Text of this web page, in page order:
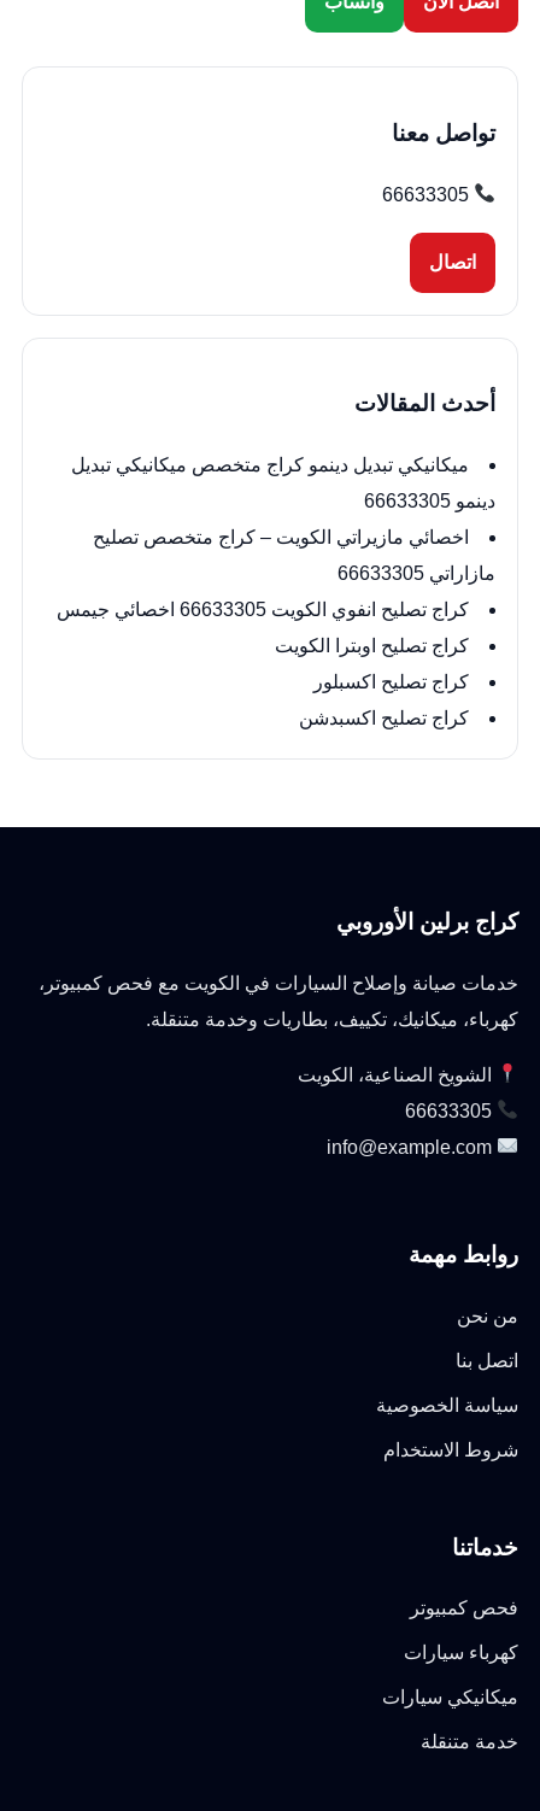
تواصل معنا
66633305
اتصال
أحدث المقالات
ميكانيكي تبديل دينمو كراج متخصص ميكانيكي تبديل
دينمو 66633305
اخصائي مازيراتي الكويت – كراج متخصص تصليح
مازاراتي 66633305
كراج تصليح انفوي الكويت 66633305 اخصائي جيمس
كراج تصليح اوبترا الكويت
كراج تصليح اكسبلور
كراج تصليح اكسبدشن
كراج برلين الأوروبي
خدمات صيانة وإصلاح السيارات في الكويت مع فحص كمبيوتر،
كهرباء، ميكانيك، تكييف، بطاريات وخدمة متنقلة.
الشويخ الصناعية، الكويت
66633305
info@example.com
روابط مهمة
من نحن
اتصل بنا
سياسة الخصوصية
شروط الاستخدام
خدماتنا
فحص كمبيوتر
كهرباء سيارات
ميكانيكي سيارات
خدمة متنقلة